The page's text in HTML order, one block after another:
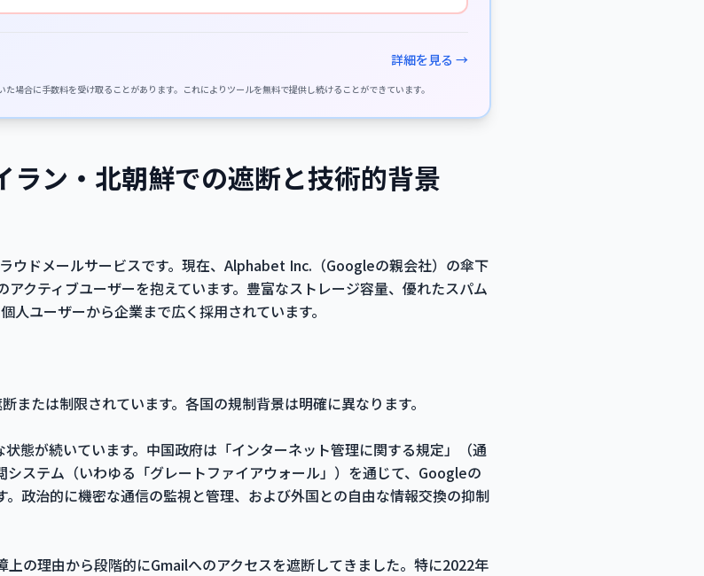
詳細を見る →
場合に手数料を受け取ることがあります。これによりツールを無料で提供し続けることができています。
ン・北朝鮮での遮断と技術的背景
ウドメールサービスです。現在、Alphabet Inc.（Googleの親会社）の傘下
クティブユーザーを抱えています。豊富なストレージ容量、優れたスパム
人ユーザーから企業まで広く採用されています。
または制限されています。各国の規制背景は明確に異なります。
態が続いています。中国政府は「インターネット管理に関する規定」（通
ステム（いわゆる「グレートファイアウォール」）を通じて、Googleの
政治的に機密な通信の監視と管理、および外国との自由な情報交換の抑制
の理由から段階的にGmailへのアクセスを遮断してきました。特に2022年